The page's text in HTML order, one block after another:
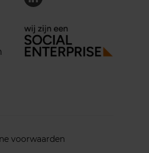
voorwaarden